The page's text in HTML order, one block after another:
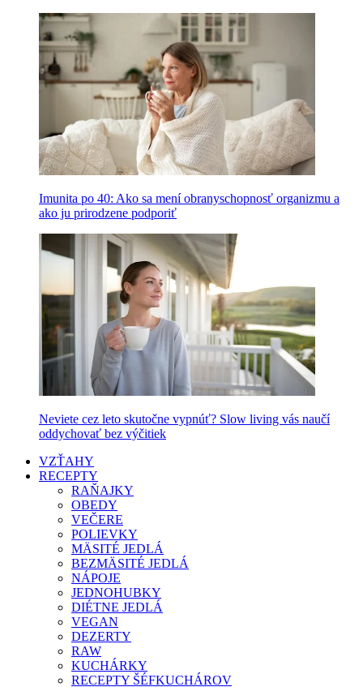
Imunita po 40: Ako sa mení obranyschopnosť organizmu a
ako ju prirodzene podporiť
Neviete cez leto skutočne vypnúť? Slow living vás naučí
oddychovať bez výčitiek
VZŤAHY
RECEPTY
RAŇAJKY
OBEDY
VEČERE
POLIEVKY
MÄSITÉ JEDLÁ
BEZMÄSITÉ JEDLÁ
NÁPOJE
JEDNOHUBKY
DIÉTNE JEDLÁ
VEGAN
DEZERTY
RAW
KUCHÁRKY
RECEPTY ŠÉFKUCHÁROV